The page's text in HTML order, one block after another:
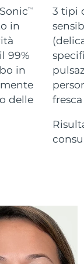
TM
in
99%
in
delle
3 tipi
13/08/2026
09/08/2026
12/08/2026
14/08/2026
11/08/2026
10/08/2026
09/08/2026